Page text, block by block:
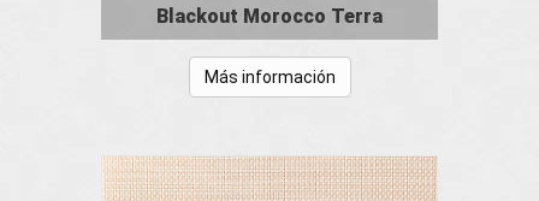
Blackout Morocco Terra
Más información